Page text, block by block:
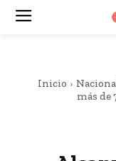
Inicio
más de